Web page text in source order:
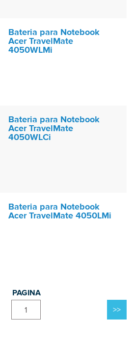
Bateria para Notebook
Acer TravelMate
4050WLMi
Bateria para Notebook
Acer TravelMate
4050WLCi
Bateria para Notebook
Acer TravelMate 4050LMi
1